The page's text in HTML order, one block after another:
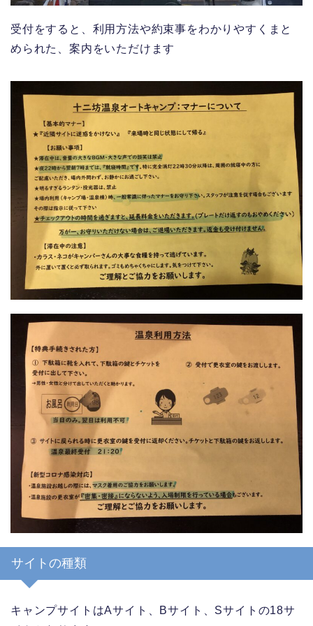
受付をすると、利用方法や約束事をわかりやすくまと
められた、案内をいただけます
サイトの種類
キャンプサイトはAサイト、Bサイト、Sサイトの18サ